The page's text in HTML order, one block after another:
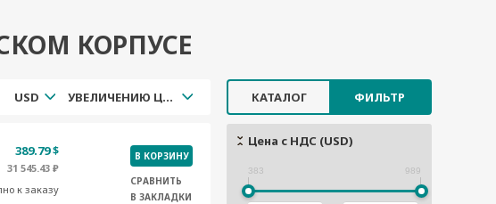
КОРПУСЕ
КАТАЛОГ ФИЛЬТР
Цена с НДС (USD)
383 989
USD УВЕЛИЧЕНИЮ ЦЕНЫ
389.79 $
31 545.43 ₽
к заказу
В КОРЗИНУ
СРАВНИТЬ
В ЗАКЛАДКИ